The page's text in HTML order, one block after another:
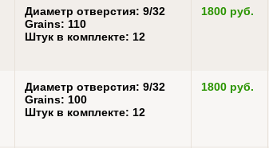
Диаметр отверстия: 9/32
Grains: 110
Штук в комплекте: 12
1800 руб.
Диаметр отверстия: 9/32
Grains: 100
Штук в комплекте: 12
1800 руб.